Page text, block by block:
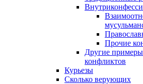
Прочие
Другие примеры
конфликтов
Курьезы
Сколько верующих